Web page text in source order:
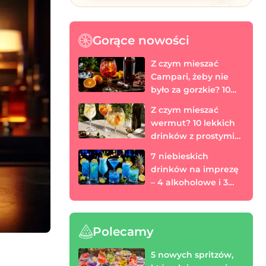
Gorące nowości
Z czym mieszać
Campari, żeby nie
było za gorzkie? 10
Z czym mieszać
wermut? 10 lekkich
drinków z prostymi
7 niebieskich
drinków na imprezę
– 4 alkoholowe i 3
Polecamy
5 nowych spritzów,